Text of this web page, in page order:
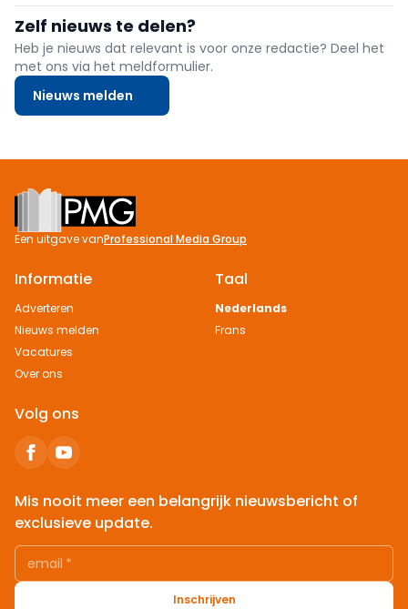
overlopen we in dit artikel.
Zelf nieuws te delen?
Heb je nieuws dat relevant is voor onze redactie? Deel het
met ons via het meldformulier.
Nieuws melden
Footer
Een uitgave vanProfessional Media Group
Informatie
Adverteren
Nieuws melden
Vacatures
Over ons
Taal
Nederlands
Frans
Volg ons
Mis nooit meer een belangrijk nieuwsbericht of
exclusieve update.
email *
Inschrijven